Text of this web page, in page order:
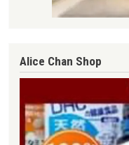
Alice Chan Shop